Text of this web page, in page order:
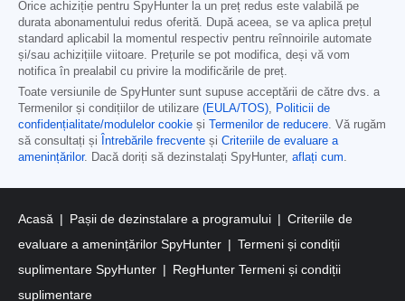
Orice achiziție pentru SpyHunter la un preț redus este valabilă pe
durata abonamentului redus oferită. După aceea, se va aplica prețul
standard aplicabil la momentul respectiv pentru reînnoirile automate
și/sau achizițiile viitoare. Prețurile se pot modifica, deși vă vom
notifica în prealabil cu privire la modificările de preț.
Toate versiunile de SpyHunter sunt supuse acceptării de către dvs. a
Termenilor și condițiilor de utilizare (EULA/TOS), Politicii de
confidențialitate/modulelor cookie și Termenilor de reducere. Vă rugăm
să consultați și
Întrebările frecvente și Criteriile de evaluare a
amenințărilor. Dacă doriți să dezinstalați SpyHunter, aflați cum.
Acasă Pașii de dezinstalare a programului
Criteriile de
evaluare a amenințărilor SpyHunter
Termeni și condiții
suplimentare SpyHunter
RegHunter Termeni și condiții
suplimentare